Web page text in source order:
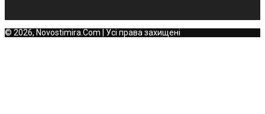
© 2026, Novostimira.Com | Усі права захищені